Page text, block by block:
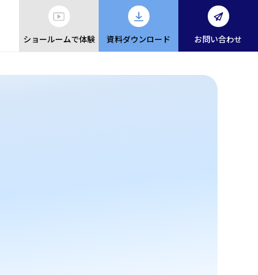
ショールームで体験 資料ダウンロード お問い合わせ